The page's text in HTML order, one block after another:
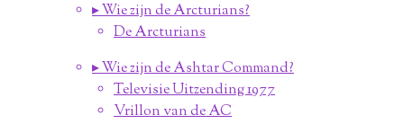
▸ Wie zijn de Arcturians?
De Arcturians
▸ Wie zijn de Ashtar Command?
Televisie Uitzending 1977
Vrillon van de AC